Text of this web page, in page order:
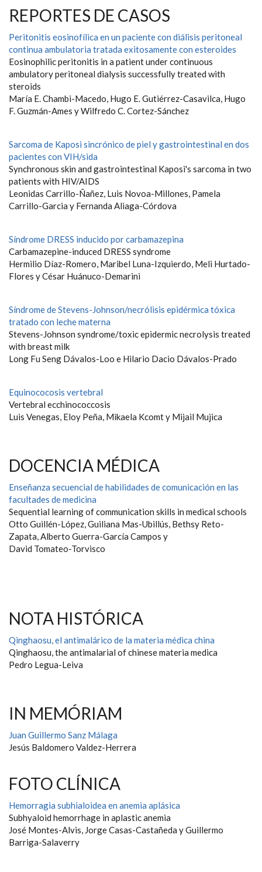
REPORTES DE CASOS
Peritonitis eosinofílica en un paciente con diálisis peritoneal
continua ambulatoria tratada exitosamente con esteroides
Eosinophilic peritonitis in a patient under continuous
ambulatory peritoneal dialysis successfully treated with
steroids
María E. Chambi-Macedo, Hugo E. Gutiérrez-Casavilca, Hugo
F. Guzmán-Ames y Wilfredo C. Cortez-Sánchez
Sarcoma de Kaposi sincrónico de piel y gastrointestinal en dos
pacientes con VIH/sida
Synchronous skin and gastrointestinal Kaposi's sarcoma in two
patients with HIV/AIDS
Leonidas Carrillo-Ñañez, Luis Novoa-Millones, Pamela
Carrillo-Garcia y Fernanda Aliaga-Córdova
Síndrome DRESS inducido por carbamazepina
Carbamazepine-induced DRESS syndrome
Hermilio Díaz-Romero, Maribel Luna-Izquierdo, Meli Hurtado-
Flores y César Huánuco-Demarini
Síndrome de Stevens-Johnson/necrólisis epidérmica tóxica
tratado con leche materna
Stevens-Johnson syndrome/toxic epidermic necrolysis treated
with breast milk
Long Fu Seng Dávalos-Loo e Hilario Dacio Dávalos-Prado
Equinococosis vertebral
Vertebral ecchinococcosis
Luis Venegas, Eloy Peña, Mikaela Kcomt y Mijail Mujica
DOCENCIA MÉDICA
Enseñanza secuencial de habilidades de comunicación en las
facultades de medicina
Sequential learning of communication skills in medical schools
Otto Guillén-López, Guiliana Mas-Ubillús, Bethsy Reto-
Zapata, Alberto Guerra-García Campos y
David Tomateo-Torvisco
NOTA HISTÓRICA
Qinghaosu, el antimalárico de la materia médica china
Qinghaosu, the antimalarial of chinese materia medica
Pedro Legua-Leiva
IN MEMÓRIAM
Juan Guillermo Sanz Málaga
Jesús Baldomero Valdez-Herrera
FOTO CLÍNICA
Hemorragia subhialoidea en anemia aplásica
Subhyaloid hemorrhage in aplastic anemia
José Montes-Alvis, Jorge Casas-Castañeda y Guillermo
Barriga-Salaverry